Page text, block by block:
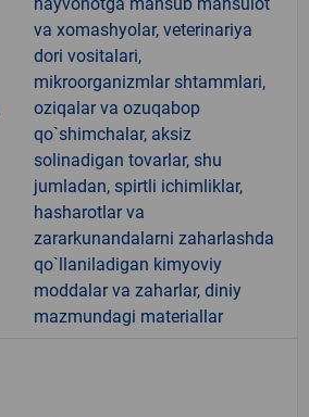
va xomashyolar, veterinariya
dori vositalari,
mikroorganizmlar shtammlari,
oziqalar va ozuqabop
qo`shimchalar, aksiz
solinadigan tovarlar, shu
jumladan, spirtli ichimliklar,
hasharotlar va
zararkunandalarni zaharlashda
qo`llaniladigan kimyoviy
moddalar va zaharlar, diniy
mazmundagi materiallar